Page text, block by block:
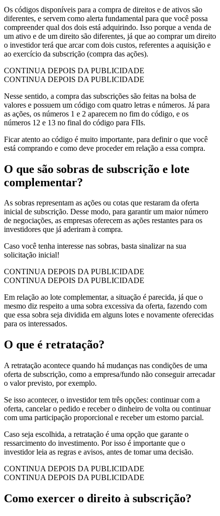
Os códigos disponíveis para a compra de direitos e de ativos são
diferentes, e servem como alerta fundamental para que você possa
compreender qual dos dois está adquirindo. Isso porque a venda de
um ativo e de um direito são diferentes, já que ao comprar um direito
o investidor terá que arcar com dois custos, referentes a aquisição e
ao exercício da subscrição (compra das ações).
CONTINUA DEPOIS DA PUBLICIDADE
CONTINUA DEPOIS DA PUBLICIDADE
Nesse sentido, a compra das subscrições são feitas na bolsa de
valores e possuem um código com quatro letras e números. Já para
as ações, os números 1 e 2 aparecem no fim do código, e os
números 12 e 13 no final do código para FIIs.
Ficar atento ao código é muito importante, para definir o que você
está comprando e como deve proceder em relação a essa compra.
O que são sobras de subscrição e lote
complementar?
As sobras representam as ações ou cotas que restaram da oferta
inicial de subscrição. Desse modo, para garantir um maior número
de negociações, as empresas oferecem as ações restantes para os
investidores que já aderiram à compra.
Caso você tenha interesse nas sobras, basta sinalizar na sua
solicitação inicial!
CONTINUA DEPOIS DA PUBLICIDADE
CONTINUA DEPOIS DA PUBLICIDADE
Em relação ao lote complementar, a situação é parecida, já que o
mesmo diz respeito a uma sobra excessiva da oferta, fazendo com
que essa sobra seja dividida em alguns lotes e novamente oferecidas
para os interessados.
O que é retratação?
A retratação acontece quando há mudanças nas condições de uma
oferta de subscrição, como a empresa/fundo não conseguir arrecadar
o valor previsto, por exemplo.
Se isso acontecer, o investidor tem três opções: continuar com a
oferta, cancelar o pedido e receber o dinheiro de volta ou continuar
com uma participação proporcional e receber um estorno parcial.
Caso seja escolhida, a retratação é uma opção que garante o
ressarcimento do investimento. Por isso é importante que o
investidor leia as regras e avisos, antes de tomar uma decisão.
CONTINUA DEPOIS DA PUBLICIDADE
CONTINUA DEPOIS DA PUBLICIDADE
Como exercer o direito à subscrição?